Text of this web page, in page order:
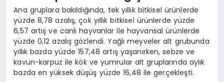
Ana gruplara bakıldığında, tek yıllık bitkisel ürünlerde
yüzde 8,78 azalış, çok yıllık bitkisel ürünlerde yüzde
6,57 artış ve canlı hayvanlar ile hayvansal ürünlerde
yüzde 0,12 azalış gözlendi. Yağlı meyveler alt grubunda
yıllık bazda yüzde 157,48 artış yaşanırken, sebze ve
kavun-karpuz ile kök ve yumrular alt gruplarında aylık
bazda en yüksek düşüş yüzde 16,48 ile gerçekleşti.